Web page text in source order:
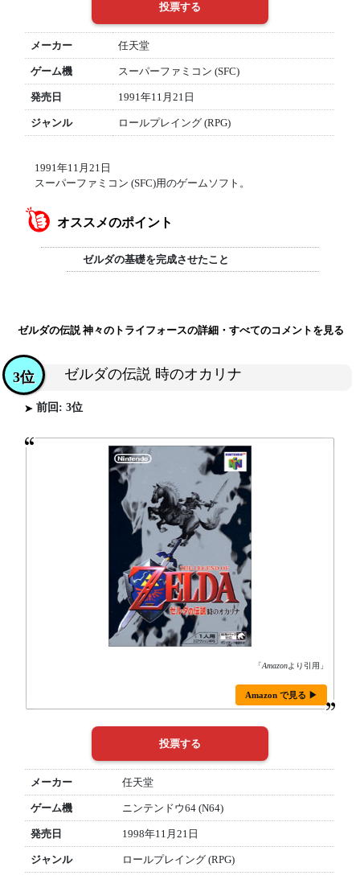
メーカー 任天堂
ゲーム機 スーパーファミコン (SFC)
発売日 1991年11月21日
ジャンル ロールプレイング (RPG)
1991年11月21日
スーパーファミコン (SFC)用のゲームソフト。
オススメのポイント
ゼルダの基礎を完成させたこと
ゼルダの伝説 神々のトライフォースの詳細・すべてのコメントを見る
ゼルダの伝説 時のオカリナ
3位
前回: 3位
「Amazonより引用」
Amazon で見る ▶
メーカー 任天堂
ゲーム機 ニンテンドウ64 (N64)
発売日 1998年11月21日
ジャンル ロールプレイング (RPG)